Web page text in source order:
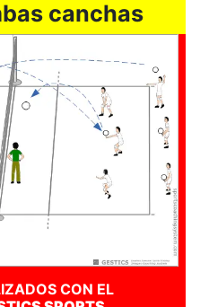
canchas
CON EL